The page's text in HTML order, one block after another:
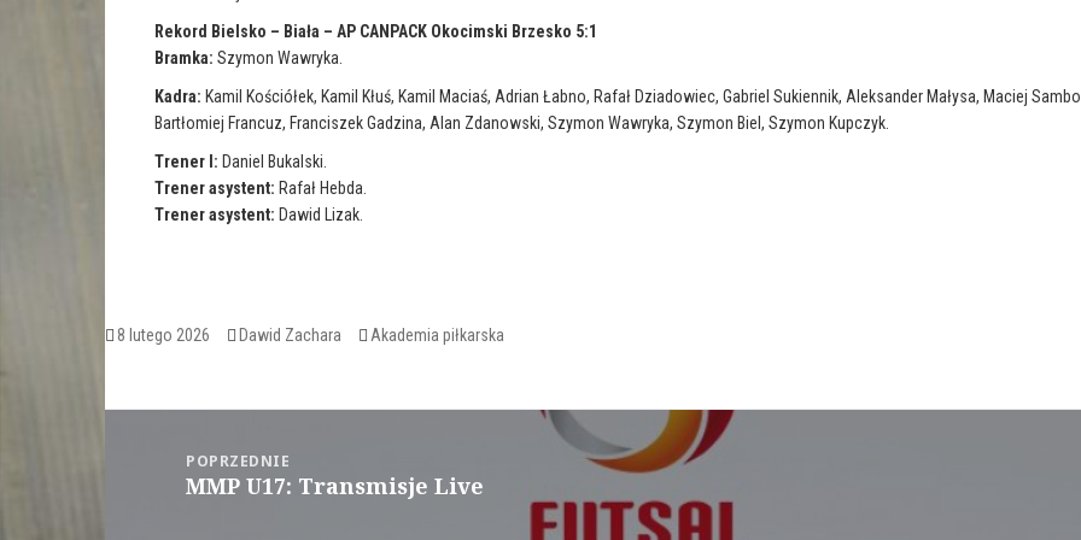
Rekord Bielsko – Biała – AP CANPACK Okocimski Brzesko 5:1
Bramka: Szymon Wawryka.
Kadra: Kamil Kościółek, Kamil Kłuś, Kamil Maciaś, Adrian Łabno, Rafał Dziadowiec, Gabriel Sukiennik, Aleksander Małysa, Maciej
Bartłomiej Francuz, Franciszek Gadzina, Alan Zdanowski, Szymon Wawryka, Szymon Biel, Szymon Kupczyk.
Trener I: Daniel Bukalski.
Trener asystent: Rafał Hebda.
Trener asystent: Dawid Lizak.
Opublikowano
8 lutego 2026 Autor
Dawid Zachara Kategorie
Akademia piłkarska
wpisuPOPRZEDNIE
Poprzedni
MMP U17: Transmisje Live